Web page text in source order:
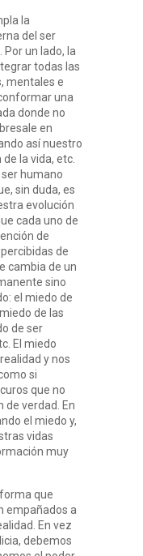
la
del ser
un lado, la
todas las
mentales e
una
donde no
en
así nuestro
la vida, etc.
humano
sin duda, es
evolución
cada uno de
de
de
cambia de un
sino
el miedo de
de las
de ser
El miedo
y nos
si
que no
de verdad. En
el miedo y,
vidas
muy
que
empañados a
En vez
debemos